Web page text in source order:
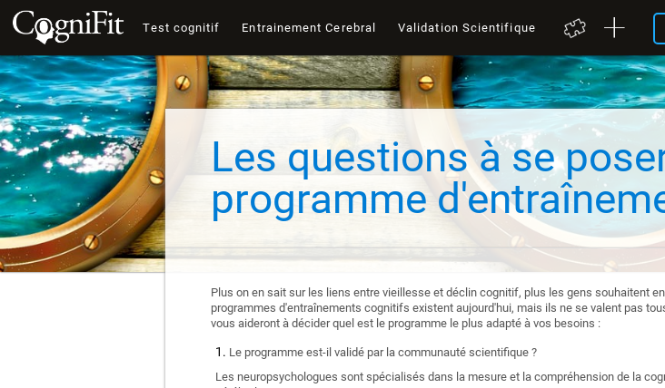
Test cognitif Entrainement Cerebral Validation Scientifique
Les questions à se
programme
Plus on en sait sur les liens entre vieillesse et déclin cognitif, plus les gens souhaitent
programmes d'entraînements cognitifs existent aujourd'hui, mais ils ne se valent pas
vous aideront à décider quel est le programme le plus adapté à vos besoins :
Le programme est-il validé par la communauté scientifique ?
Les neuropsychologues sont spécialisés dans la mesure et la compréhension de la